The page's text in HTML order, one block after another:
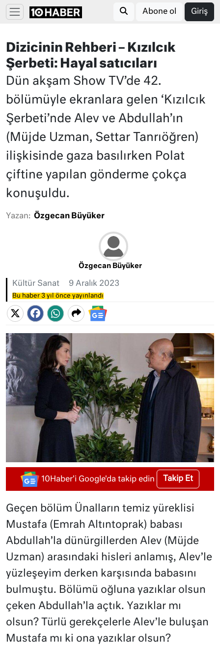
Abone ol Giriş
Dizicinin Rehberi – Kızılcık
Şerbeti: Hayal satıcıları
Dün akşam Show TV’de 42.
bölümüyle ekranlara gelen ‘Kızılcık
Şerbeti’nde Alev ve Abdullah’ın
(Müjde Uzman, Settar Tanrıöğren)
ilişkisinde gaza basılırken Polat
çiftine yapılan gönderme çokça
konuşuldu.
Yazan: Özgecan Büyüker
Özgecan Büyüker
Kültür Sanat 9 Aralık 2023
Bu haber 3 yıl önce yayınlandı
10Haber'i Google'da takip edin Takip Et
Geçen bölüm Ünalların temiz yüreklisi
Mustafa (Emrah Altıntoprak) babası
Abdullah’la dünürgillerden Alev (Müjde
Uzman) arasındaki hisleri anlamış, Alev’le
yüzleşeyim derken karşısında babasını
bulmuştu. Bölümü oğluna yazıklar olsun
çeken Abdullah’la açtık. Yazıklar mı
olsun? Türlü gerekçelerle Alev’le buluşan
Mustafa mı ki ona yazıklar olsun?